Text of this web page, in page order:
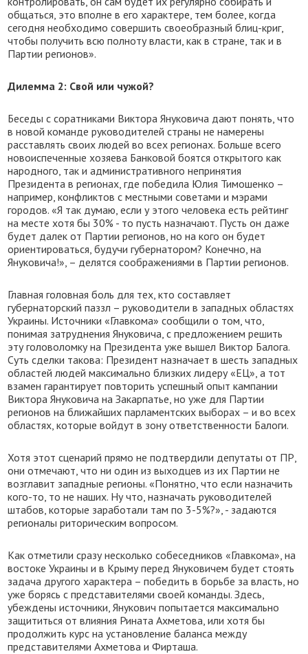
общаться, это вполне в его характере, тем более, когда
сегодня необходимо совершить своеобразный блиц-криг,
чтобы получить всю полноту власти, как в стране, так и в
Партии регионов».
Дилемма 2: Свой или чужой?
Беседы с соратниками Виктора Януковича дают понять, что
в новой команде руководителей страны не намерены
расставлять своих людей во всех регионах. Больше всего
новоиспеченные хозяева Банковой боятся открытого как
народного, так и административного непринятия
Президента в регионах, где победила Юлия Тимошенко –
например, конфликтов с местными советами и мэрами
городов. «Я так думаю, если у этого человека есть рейтинг
на месте хотя бы 30% - то пусть назначают. Пусть он даже
будет далек от Партии регионов, но на кого он будет
ориентироваться, будучи губернатором? Конечно, на
Януковича!», – делятся соображениями в Партии регионов.
Главная головная боль для тех, кто составляет
губернаторский паззл – руководители в западных областях
Украины. Источники «Главкома» сообщили о том, что,
понимая затруднения Януковича, с предложением решить
эту головоломку на Президента уже вышел Виктор Балога.
Суть сделки такова: Президент назначает в шесть западных
областей людей максимально близких лидеру «ЕЦ», а тот
взамен гарантирует повторить успешный опыт кампании
Виктора Януковича на Закарпатье, но уже для Партии
регионов на ближайших парламентских выборах – и во всех
областях, которые войдут в зону ответственности Балоги.
Хотя этот сценарий прямо не подтвердили депутаты от ПР,
они отмечают, что ни один из выходцев из их Партии не
возглавит западные регионы. «Понятно, что если назначить
кого-то, то не наших. Ну что, назначать руководителей
штабов, которые заработали там по 3-5%?», - задаются
регионалы риторическим вопросом.
Как отметили сразу несколько собеседников «Главкома», на
востоке Украины и в Крыму перед Януковичем будет стоять
задача другого характера – победить в борьбе за власть, но
уже борясь с представителями своей команды. Здесь,
убеждены источники, Янукович попытается максимально
защититься от влияния Рината Ахметова, или хотя бы
продолжить курс на установление баланса между
представителями Ахметова и Фирташа.